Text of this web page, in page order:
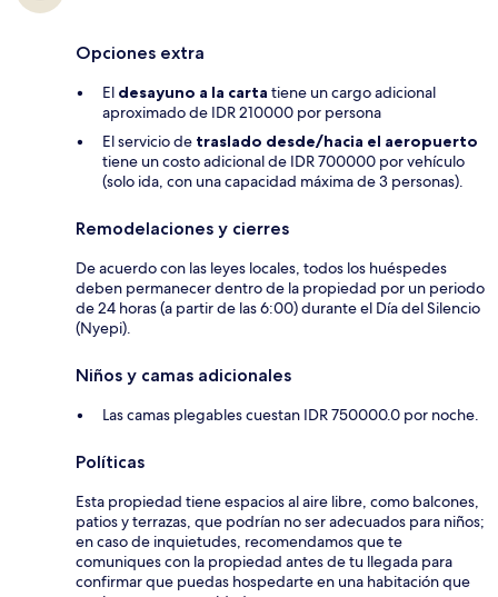
Opciones extra
El desayuno a la carta tiene un cargo adicional
aproximado de IDR 210000 por persona
El servicio de traslado desde/hacia el aeropuerto
tiene un costo adicional de IDR 700000 por vehículo
(solo ida, con una capacidad máxima de 3 personas).
Remodelaciones y cierres
De acuerdo con las leyes locales, todos los huéspedes
deben permanecer dentro de la propiedad por un periodo
de 24 horas (a partir de las 6:00) durante el Día del Silencio
(Nyepi).
Niños y camas adicionales
Las camas plegables cuestan IDR 750000.0 por noche.
Políticas
Esta propiedad tiene espacios al aire libre, como balcones,
patios y terrazas, que podrían no ser adecuados para niños;
en caso de inquietudes, recomendamos que te
comuniques con la propiedad antes de tu llegada para
confirmar que puedas hospedarte en una habitación que